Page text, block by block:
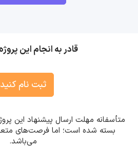
قادر به انجام این
ثبت نام کنید
متأسفانه مهلت ارسال پیشنهاد این
بسته شده است؛ اما فرصت‌های
می‌باشد.